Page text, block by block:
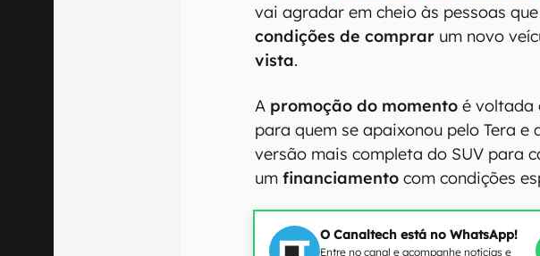
vai agradar em cheio às pessoas que
condições de comprar um novo
vista.
A promoção do momento é voltada
para quem se apaixonou pelo Tera e
versão mais completa do SUV para
umfinanciamento com condições
O Canaltech está no WhatsApp!
Entre no canal e acompanhe notícias e